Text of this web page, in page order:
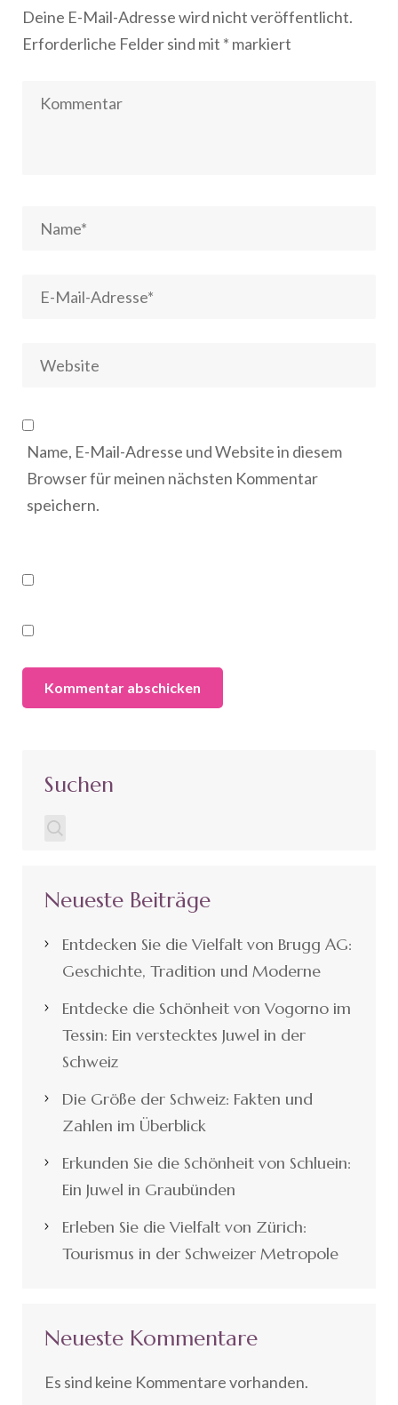
Deine E-Mail-Adresse wird nicht veröffentlicht.
Erforderliche Felder sind mit * markiert
Name, E-Mail-Adresse und Website in diesem
Browser für meinen nächsten Kommentar
speichern.
Suchen
Neueste Beiträge
Entdecken Sie die Vielfalt von Brugg AG:
Geschichte, Tradition und Moderne
Entdecke die Schönheit von Vogorno im
Tessin: Ein verstecktes Juwel in der
Schweiz
Die Größe der Schweiz: Fakten und
Zahlen im Überblick
Erkunden Sie die Schönheit von Schluein:
Ein Juwel in Graubünden
Erleben Sie die Vielfalt von Zürich:
Tourismus in der Schweizer Metropole
Neueste Kommentare
Es sind keine Kommentare vorhanden.